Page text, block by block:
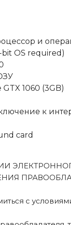
и
bit OS required)
1060 (3GB)
к
card
с